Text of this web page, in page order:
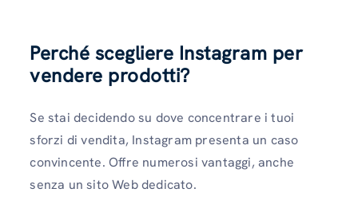
Perché scegliere Instagram per
vendere prodotti?
Se stai decidendo su dove concentrare i tuoi
sforzi di vendita, Instagram presenta un caso
convincente. Offre numerosi vantaggi, anche
senza un sito Web dedicato.